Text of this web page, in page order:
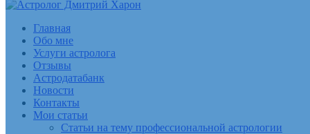
Главная
Обо мне
Услуги астролога
Отзывы
Астродатабанк
Новости
Контакты
Мои статьи
Статьи на тему профессиональной астрологии